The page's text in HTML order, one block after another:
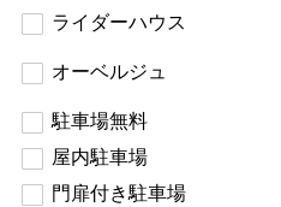
ライダーハウス
オーベルジュ
駐車場無料
屋内駐車場
門扉付き駐車場